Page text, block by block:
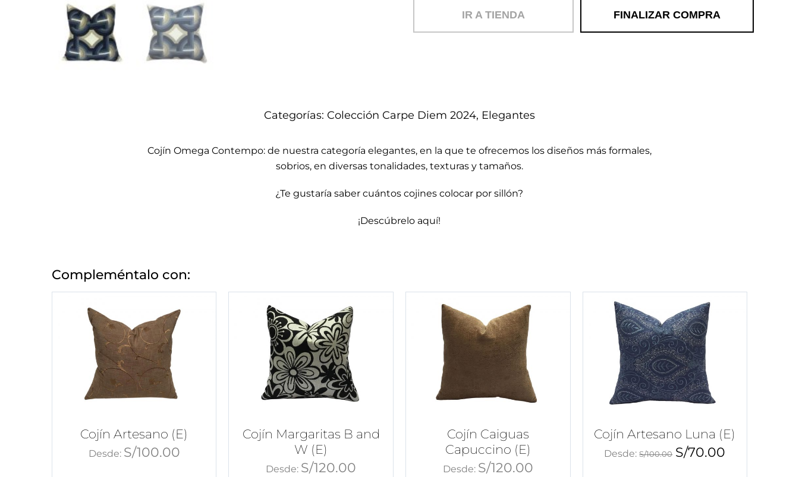
Contempo
IR A TIENDA FINALIZAR COMPRA
Categorías: Colección Carpe Diem 2024, Elegantes
Cojín Omega Contempo: de nuestra categoría elegantes, en la que te ofrecemos los diseños más formales,
sobrios, en diversas tonalidades, texturas y tamaños.
¿Te gustaría saber cuántos cojines colocar por sillón?
¡Descúbrelo aquí!
Compleméntalo con:
Cojín Artesano (E)
Desde: S/100.00
Cojín Margaritas B and
W (E)
Desde: S/120.00
Cojín Caiguas
Capuccino (E)
Desde: S/120.00
Cojín Artesano Luna (E)
Desde:S/100.00 S/70.00